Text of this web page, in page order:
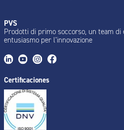
PVS
Prodotti di primo soccorso, un team
entusiasmo per l’innovazione
Certificaciones